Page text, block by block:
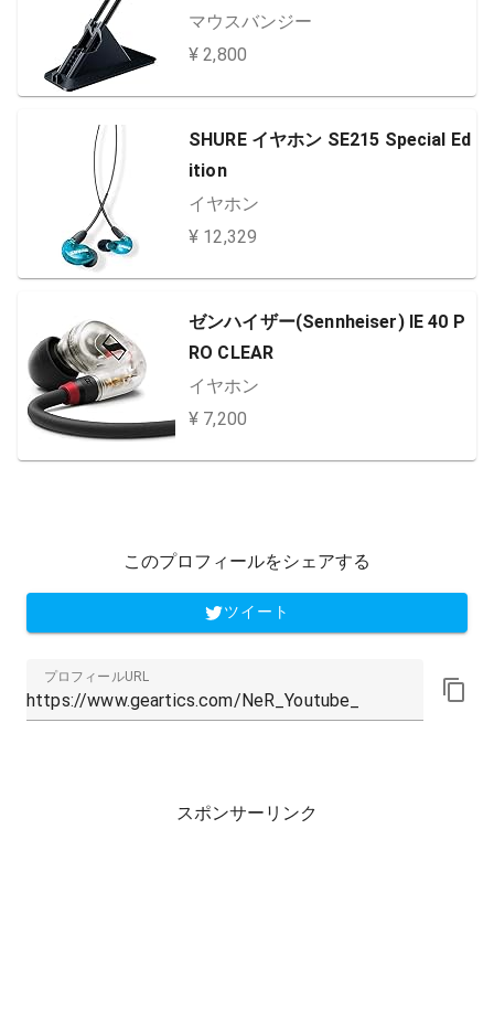
マウスバンジー
¥ 2,800
SHURE イヤホン SE215 Special Ed
ition
イヤホン
¥ 12,329
ゼンハイザー(Sennheiser) IE 40 P
RO CLEAR
イヤホン
¥ 7,200
このプロフィールをシェアする
ツイート
プロフィールURL
スポンサーリンク